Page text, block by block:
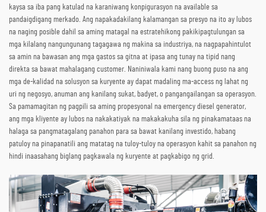
kaysa sa iba pang katulad na karaniwang konpigurasyon na available sa
pandaigdigang merkado. Ang napakadakilang kalamangan sa presyo na ito ay lubos
na naging posible dahil sa aming matagal na estratehikong pakikipagtulungan sa
mga kilalang nangungunang tagagawa ng makina sa industriya, na nagpapahintulot
sa amin na bawasan ang mga gastos sa gitna at ipasa ang tunay na tipid nang
direkta sa bawat mahalagang customer. Naniniwala kami nang buong puso na ang
mga de-kalidad na solusyon sa kuryente ay dapat madaling ma-access ng lahat ng
uri ng negosyo, anuman ang kanilang sukat, badyet, o pangangailangan sa operasyon.
Sa pamamagitan ng pagpili sa aming propesyonal na emergency diesel generator,
ang mga kliyente ay lubos na nakakatiyak na makakakuha sila ng pinakamataas na
halaga sa pangmatagalang panahon para sa bawat kanilang investido, habang
patuloy na pinapanatili ang matatag na tuloy-tuloy na operasyon kahit sa panahon ng
hindi inaasahang biglang pagkawala ng kuryente at pagkabigo ng grid.